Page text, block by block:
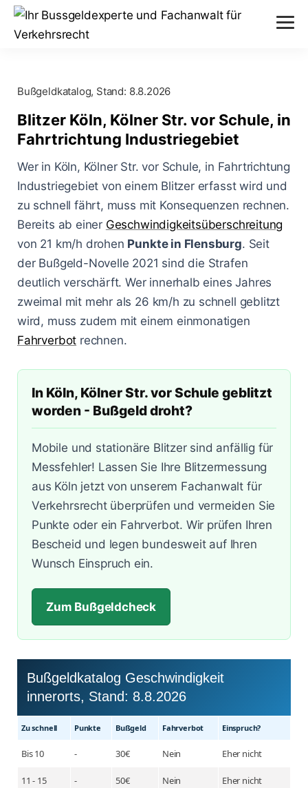
Abstand nicht eingehalten
Geschwindigkeitsüberschreitung
Handy am Steuer
Rote Ampel überfahren
Anhörung im Bußgeldverfahren
Bußgeldbescheid
Fahrerflucht
Fahrverbot
Illegale Autorennen
Online-Anhörung
Punkte in Flensburg
Paragraphen
§ 24 StVG
§ 25 StVG
§ 28 StVG
§ 49 StVO
§ 315 StGB
§ 55 OWiG
§ 67 OWiG
Messverfahren
ESO ES 8.0
PoliScan Speed
TraffiStar S350
Lasermessungen
Blog
Kampf gegen Raser
Verkehrsunfälle
Änderungen 2025
Blitzer
Aachen - Krefelder Str.
A3 - Solingen
Bremen - Lloydstraße
Hamburg - Behringstraße
Köln - Innere Kanalstraße
Köln - Riehler Straße
Zum Bußgeldcheck
Bußgeldkatalog, Stand: 8.8.2026
Blitzer Köln, Kölner Str. vor Schule, in
Fahrtrichtung Industriegebiet
Wer in Köln, Kölner Str. vor Schule, in Fahrtrichtung
Industriegebiet von einem Blitzer erfasst wird und
zu schnell fährt, muss mit Konsequenzen rechnen.
Bereits ab einer Geschwindigkeitsüberschreitung
von 21 km/h drohen Punkte in Flensburg. Seit
der Bußgeld-Novelle 2021 sind die Strafen
deutlich verschärft. Wer innerhalb eines Jahres
zweimal mit mehr als 26 km/h zu schnell geblitzt
wird, muss zudem mit einem einmonatigen
Fahrverbot rechnen.
In Köln, Kölner Str. vor Schule geblitzt
worden - Bußgeld droht?
Mobile und stationäre Blitzer sind anfällig für
Messfehler! Lassen Sie Ihre Blitzermessung
aus Köln jetzt von unserem Fachanwalt für
Verkehrsrecht überprüfen und vermeiden Sie
Punkte oder ein Fahrverbot. Wir prüfen Ihren
Bescheid und legen bundesweit auf Ihren
Wunsch Einspruch ein.
Zum Bußgeldcheck
Bußgeldkatalog Geschwindigkeit
innerorts, Stand: 8.8.2026
Zu schnell Punkte Buß­geld Fahr­verbot Einspruch?
Bis 10 - 30€ Nein Eher nicht
11 - 15 - 50€ Nein Eher nicht